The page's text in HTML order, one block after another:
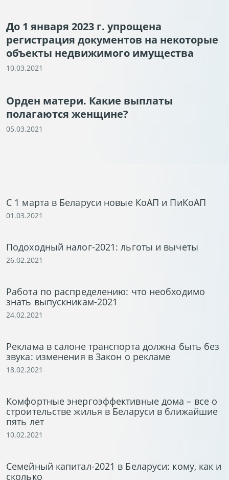
До 1 января 2023 г. упрощена
регистрация документов на некоторые
объекты недвижимого имущества
10.03.2021
Орден матери. Какие выплаты
полагаются женщине?
05.03.2021
С 1 марта в Беларуси новые КоАП и ПиКоАП
01.03.2021
Подоходный налог-2021: льготы и вычеты
26.02.2021
Работа по распределению: что необходимо
знать выпускникам-2021
24.02.2021
Реклама в салоне транспорта должна быть без
звука: изменения в Закон о рекламе
18.02.2021
Комфортные энергоэффективные дома – все о
строительстве жилья в Беларуси в ближайшие
пять лет
10.02.2021
Семейный капитал-2021 в Беларуси: кому, как и
сколько